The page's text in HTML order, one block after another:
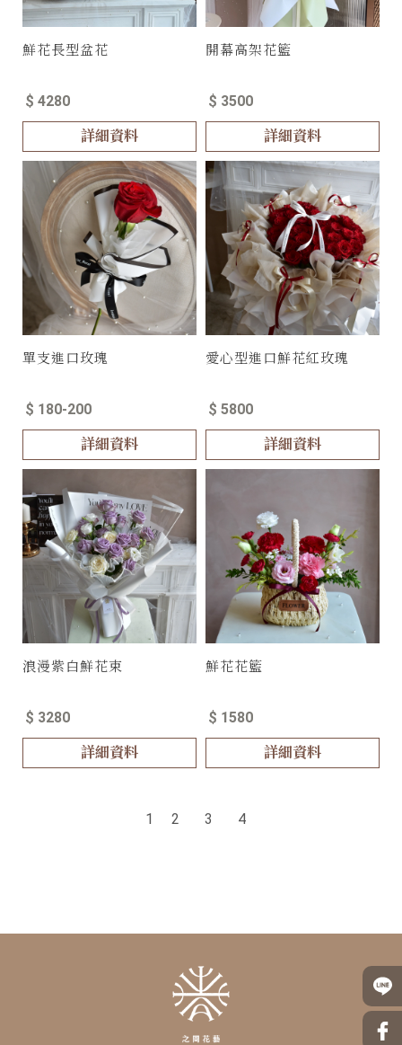
鮮花長型盆花
$ 4280
詳細資料
開幕高架花籃
$ 3500
詳細資料
單支進口玫瑰
$ 180-200
詳細資料
愛心型進口鮮花紅玫瑰
$ 5800
詳細資料
浪漫紫白鮮花束
$ 3280
詳細資料
鮮花花籃
$ 1580
詳細資料
1 2 3 4